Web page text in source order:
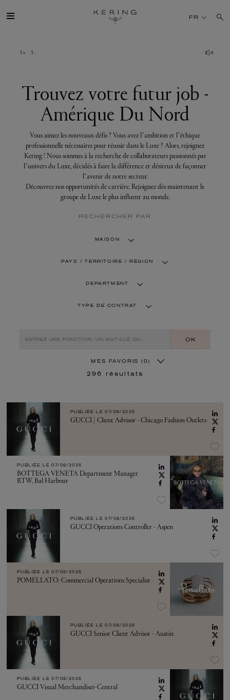
votre
futur
TALENT
DÉV. DURABLE
FINANCE
PRESSE
FR
Trouvez votre futur job -
Amérique Du Nord
Vous aimez les nouveaux défis ? Vous avez l’ambition et l’éthique
professionnelle nécessaires pour réussir dans le Luxe ? Alors, rejoignez
Kering ! Nous sommes à la recherche de collaborateurs passionnés par
l’univers du Luxe, décidés à faire la différence et désireux de façonner
l’avenir de notre secteur.
Découvrez nos opportunités de carrière. Rejoignez dès maintenant le
groupe de Luxe le plus influent au monde.
RECHERCHER PAR
MAISON
PAYS / TERRITOIRE / RÉGION
DEPARTMENT
TYPE DE CONTRAT
OK
MES FAVORIS (0)
296 résultats
PUBLIÉE LE 07/08/2026
GUCCI | Client Advisor - Chicago Fashion Outlets
PUBLIÉE LE 07/08/2026
BOTTEGA VENETA Department Manager
RTW, Bal Harbour
PUBLIÉE LE 07/08/2026
GUCCI Operations Controller - Aspen
PUBLIÉE LE 07/08/2026
POMELLATO: Commercial Operations Specialist
PUBLIÉE LE 07/08/2026
GUCCI Senior Client Advisor - Austin
PUBLIÉE LE 07/08/2026
GUCCI Visual Merchandiser-Central